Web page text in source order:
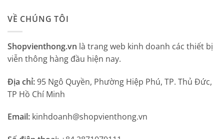
VỀ CHÚNG TÔI
Shopvienthong.vn là trang web kinh doanh các thiết bị
viễn thông hàng đầu hiện nay.
Địa chỉ:95 Ngô Quyền, Phường Hiệp Phú, TP. Thủ Đức,
TP Hồ Chí Minh
Email: kinhdoanh@shopvienthong.vn